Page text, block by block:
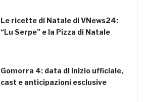
Le ricette di Natale di VNews24:
“Lu Serpe” e la Pizza di Natale
Gomorra 4: data di inizio ufficiale,
cast e anticipazioni esclusive